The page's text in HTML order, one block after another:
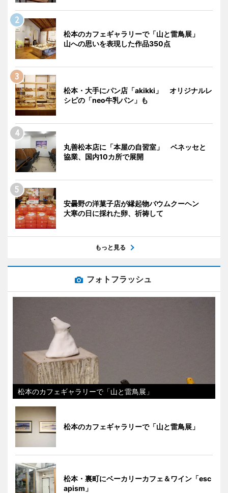
松本のカフェギャラリーで「山と雷鳥展」
山への思いを表現した作品350点
松本・大手にパン店「akikki」 オリジナルレ
シピの「neo牛乳パン」も
丸善松本店に「本屋の自習室」 ベネッセと
協業、国内10カ所で展開
安曇野の洋菓子店が縁起物バウムクーヘン
大寒の日に採れた卵、祈祷して
もっと見る
フォトフラッシュ
松本のカフェギャラリーで「山と雷鳥展」
松本のカフェギャラリーで「山と雷鳥展」
松本・裏町にベーカリーカフェ＆ワイン「esc
apism」